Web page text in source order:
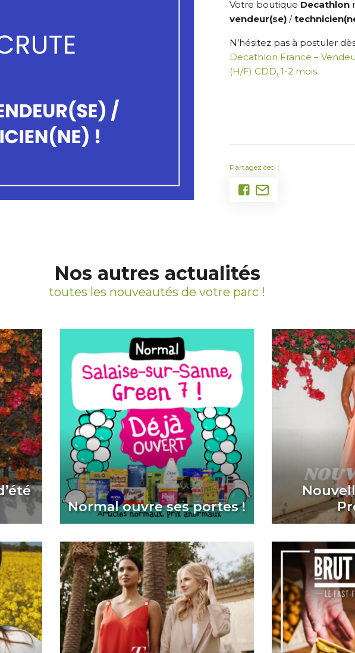
Votre boutique Decathlon
vendeur(se)/
N’hésitez pas à postuler
Decathlon France –
(H/F) CDD, 1-2 mois
Partagez ceci :
Nos autres actualités
toutes les nouveautés de votre parc !
Normal ouvre ses portes !